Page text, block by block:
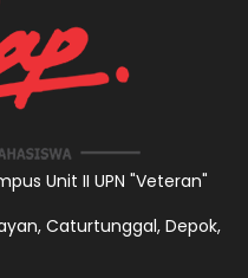
Unit II UPN "Veteran"
Caturtunggal, Depok,